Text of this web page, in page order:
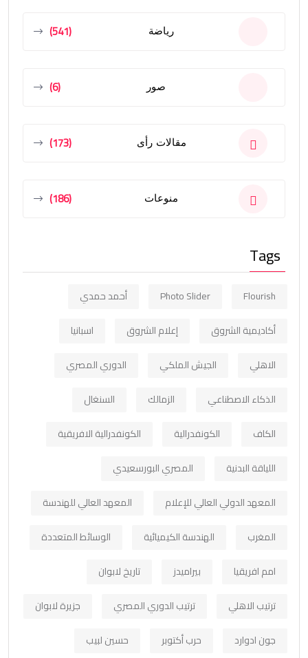
رياضة (541)
صور (6)
مقالات رأى (173)
منوعات (186)
Tags
Flourish
Photo Slider
أحمد حمدي
أكاديمية الشروق
إعلام الشروق
اسبانيا
الاهلي
الجيش الملكي
الدوري المصري
الذكاء الاصطناعي
الزمالك
السنغال
الكاف
الكونفدرالية
الكونفدرالية الافريقية
اللياقة البدنية
المصري البورسعيدي
المعهد الدولي العالي للإعلام
المعهد العالي للهندسة
المغرب
الهندسة الكيميائية
الوسائط المتعددة
امم افريقيا
بيراميدز
تاريخ لابوان
ترتيب الاهلي
ترتيب الدوري المصري
جزيرة لابوان
جون ادوارد
حرب أكتوبر
حسين لبيب